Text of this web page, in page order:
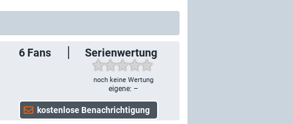
6 Fans Serienwertung
noch keine Wertung
eigene: –